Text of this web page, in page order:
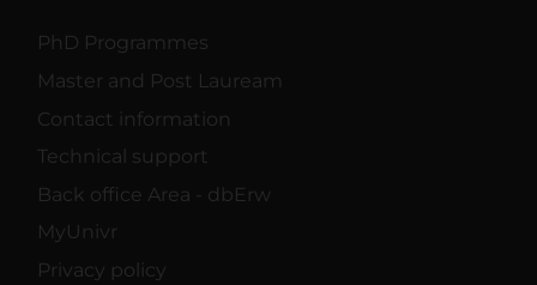
PhD Programmes
Master and Post Lauream
Contact information
Technical support
Back office Area - dbErw
MyUnivr
Privacy policy